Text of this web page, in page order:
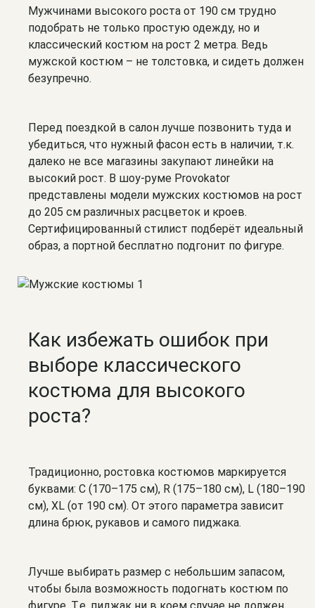
Мужчинами высокого роста от 190 см трудно
подобрать не только простую одежду, но и
классический костюм на рост 2 метра. Ведь
мужской костюм – не толстовка, и сидеть должен
безупречно.
Перед поездкой в салон лучше позвонить туда и
убедиться, что нужный фасон есть в наличии, т.к.
далеко не все магазины закупают линейки на
высокий рост. В шоу-руме Provokator
представлены модели мужских костюмов на рост
до 205 см различных расцветок и кроев.
Сертифицированный стилист подберёт идеальный
образ, а портной бесплатно подгонит по фигуре.
Как избежать ошибок при
выборе классического
костюма для высокого
роста?
Традиционно, ростовка костюмов маркируется
буквами: C (170–175 см), R (175–180 см), L (180–190
см), XL (от 190 см). От этого параметра зависит
длина брюк, рукавов и самого пиджака.
Лучше выбирать размер с небольшим запасом,
чтобы была возможность подогнать костюм по
фигуре. Т.е. пиджак ни в коем случае не должен